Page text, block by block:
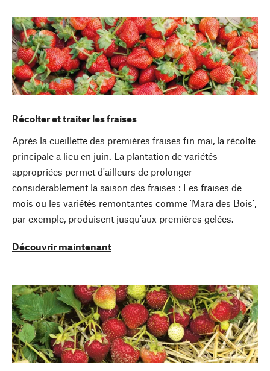
Récolter et traiter les fraises
Après la cueillette des premières fraises fin mai, la récolte
principale a lieu en juin. La plantation de variétés
appropriées permet d'ailleurs de prolonger
considérablement la saison des fraises : Les fraises de
mois ou les variétés remontantes comme 'Mara des Bois',
par exemple, produisent jusqu'aux premières gelées.
Découvrir maintenant